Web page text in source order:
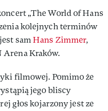
„The World of Hans
kolejnych terminów
samHans Zimmer,
Arena Kraków.
filmowej. Pomimo że
jego bliscy
głos kojarzony jest ze